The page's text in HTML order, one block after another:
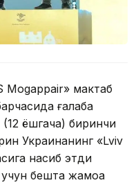
Mogappair» мактаб
ғалаба
ёшгача) биринчи
Украинанинг «Lviv
насиб этди
бешта жамоа